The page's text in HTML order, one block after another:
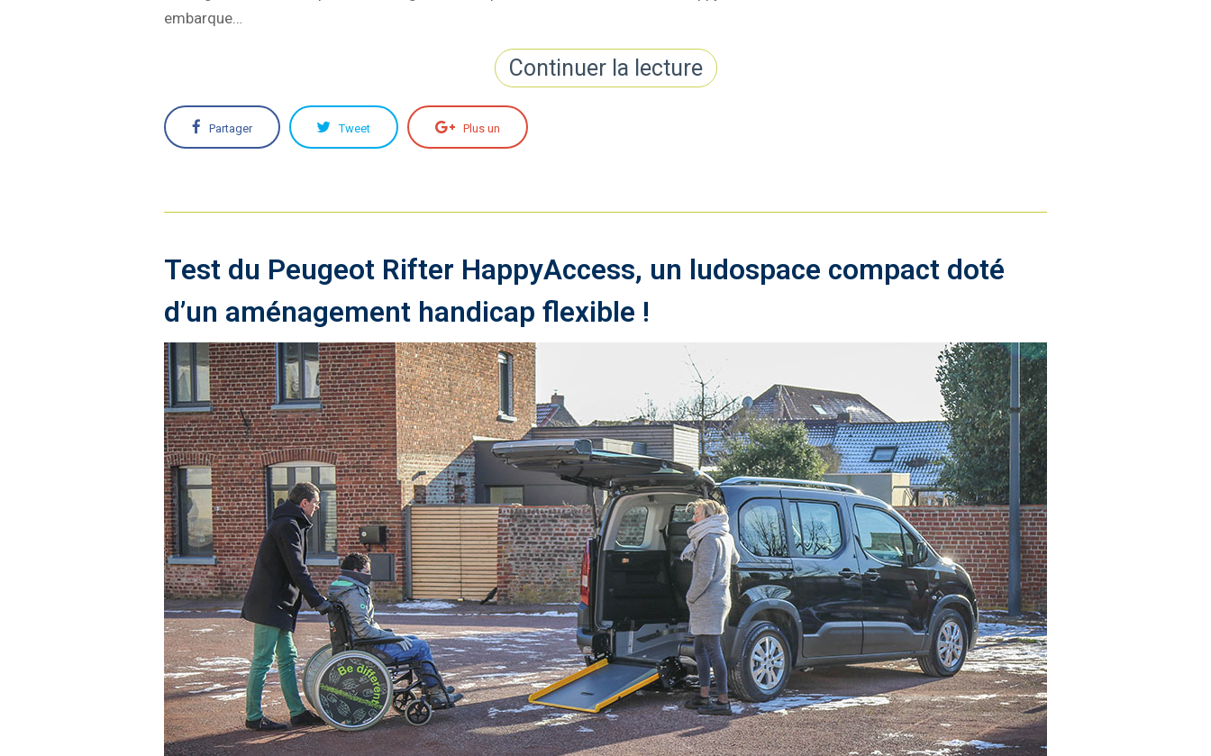
embarque…
Continuer la lecture
Partager Tweet Plus un
Test du Peugeot Rifter HappyAccess, un ludospace compact doté
d’un aménagement handicap flexible !